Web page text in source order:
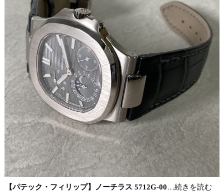
【パテック・フィリップ】ノーチラス 5712G-00…続きを読む